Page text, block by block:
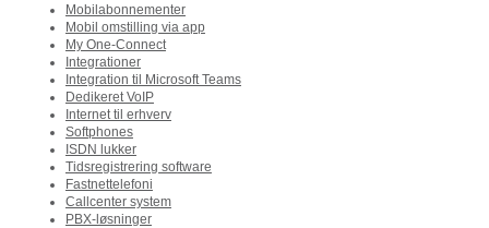
Mobilabonnementer
Mobil omstilling via app
My One-Connect
Integrationer
Integration til Microsoft Teams
Dedikeret VoIP
Internet til erhverv
Softphones
ISDN lukker
Tidsregistrering software
Fastnettelefoni
Callcenter system
PBX-løsninger